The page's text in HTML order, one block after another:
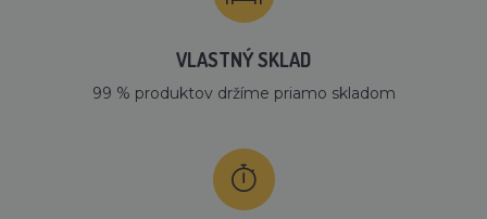
VLASTNÝ SKLAD
99 % produktov držíme priamo skladom